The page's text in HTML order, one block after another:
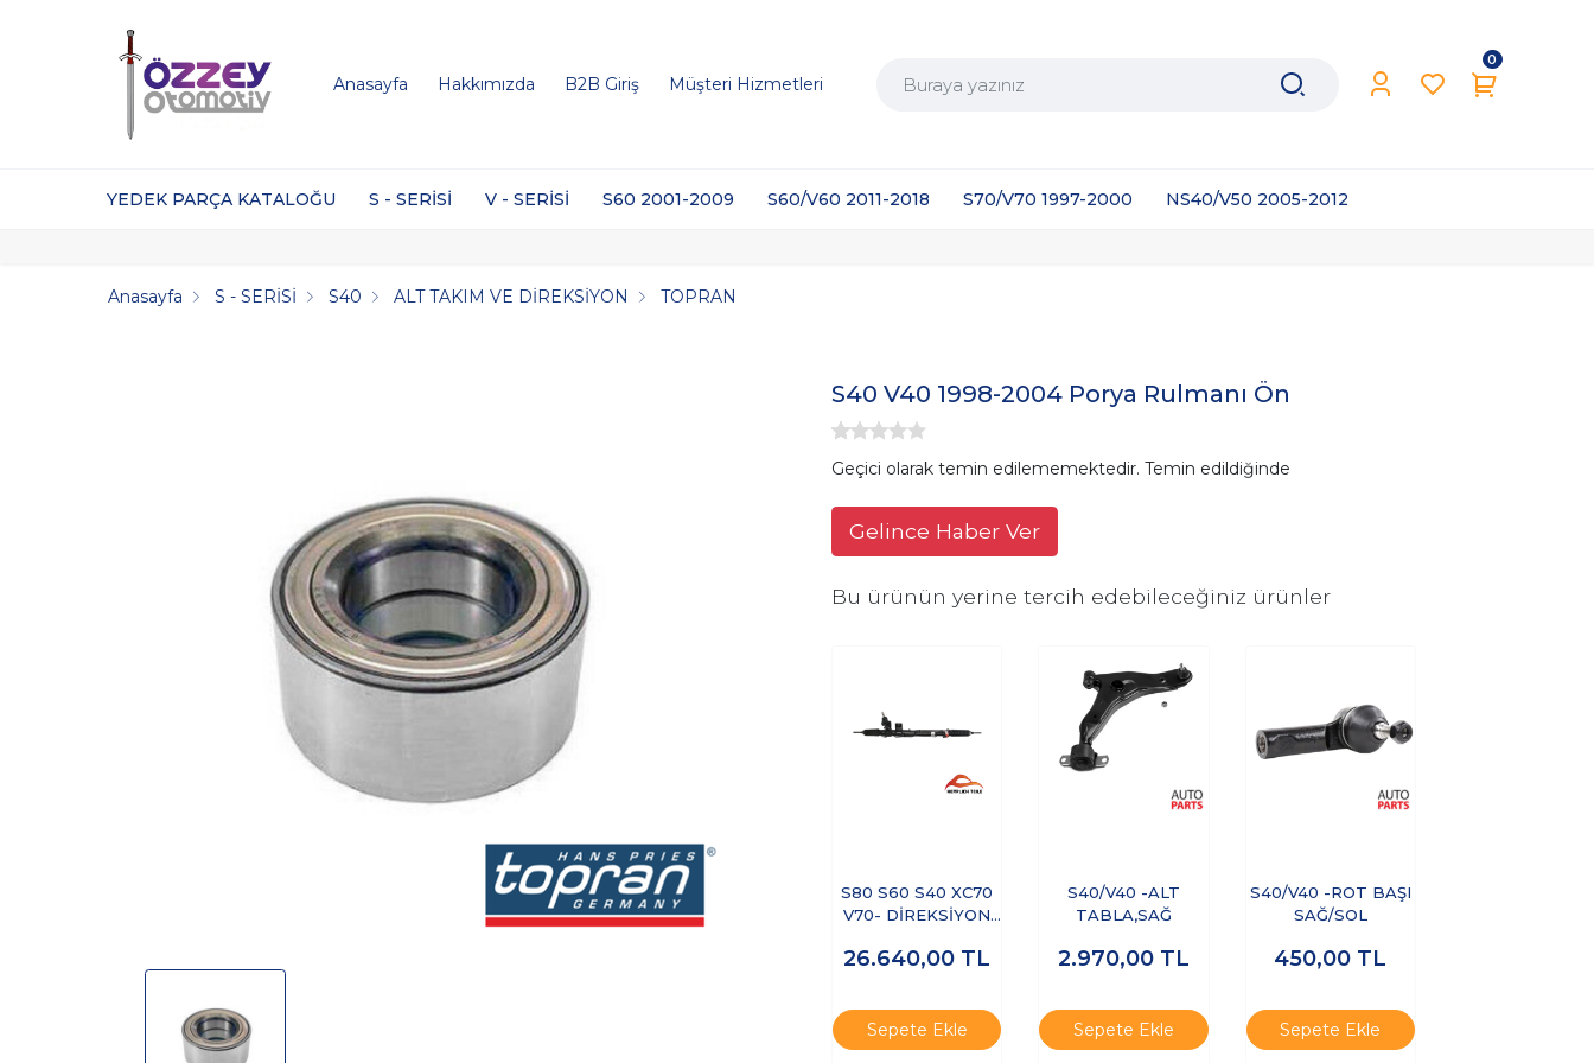
Anasayfa Hakkımızda B2B Giriş Müşteri Hizmetleri
0
YEDEK PARÇA KATALOĞU S - SERİSİ V - SERİSİ S60 2001-2009 S60/V60 2011-2018 S70/V70 1997-2000 NS40/V50 2005-2012
Anasayfa S - SERİSİ S40 ALT TAKIM VE DİREKSİYON TOPRAN
S40 V40 1998-2004 Porya Rulmanı Ön
Geçici olarak temin edilememektedir. Temin edildiğinde
Gelince Haber Ver
Bu ürünün yerine tercih edebileceğiniz ürünler
S80 S60 S40 XC70
V70- DİREKSİYON
HIZA DUYARLI
26.640,00 TL
Sepete Ekle
S40/V40 -ALT
TABLA,SAĞ
2.970,00 TL
Sepete Ekle
S40/V40 -ROT BAŞI
SAĞ/SOL
450,00 TL
Sepete Ekle